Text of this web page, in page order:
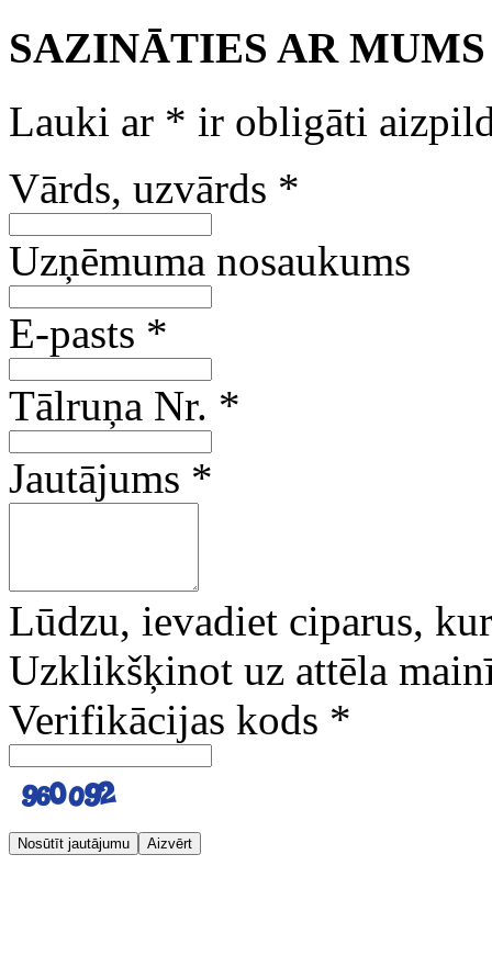
SAZINĀTIES AR MUMS
Lauki ar * ir obligāti
Vārds, uzvārds *
Uzņēmuma nosaukums
E-pasts *
Tālruņa Nr. *
Jautājums *
Lūdzu, ievadiet ciparus,
Uzklikšķinot uz attēla
Verifikācijas kods *
Nosūtīt jautājumu Aizvērt